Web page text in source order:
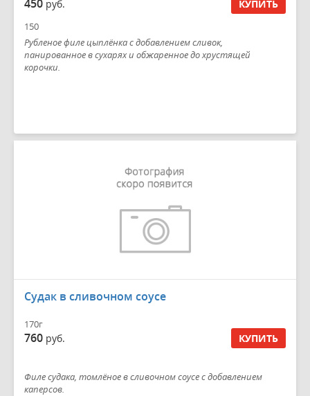
450 руб. КУПИТЬ
150
Рубленое филе цыплёнка с добавлением сливок,
панированное в сухарях и обжаренное до хрустящей
корочки.
Судак в сливочном соусе
170г
760 руб. КУПИТЬ
Филе судака, томлёное в сливочном соусе с добавлением
каперсов.